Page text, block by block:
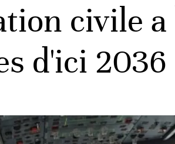
civile a
d'ici 2036